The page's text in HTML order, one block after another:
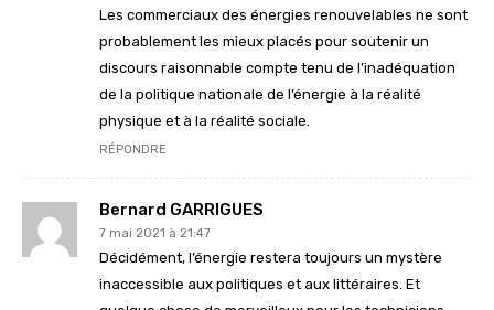
Les commerciaux des énergies renouvelables ne sont
probablement les mieux placés pour soutenir un
discours raisonnable compte tenu de l’inadéquation
de la politique nationale de l’énergie à la réalité
physique et à la réalité sociale.
RÉPONDRE
Bernard GARRIGUES
7 mai 2021 à 21:47
Décidément, l’énergie restera toujours un mystère
inaccessible aux politiques et aux littéraires. Et